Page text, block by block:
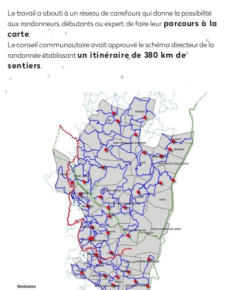
Le travail a abouti à un réseau de carrefours qui donne la possibilité
aux randonneurs, débutants ou expert, de faire leurparcours à la
carte.
Le conseil communautaire avait approuvé le schéma directeur de la
randonnée établissantun itinéraire de 380 km de
sentiers.